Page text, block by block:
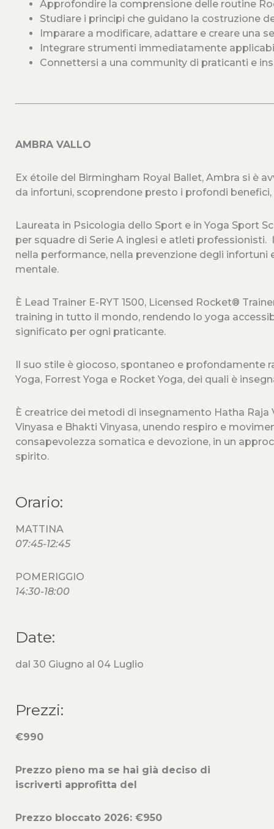
Approfondire la comprensione delle routine
Studiare i principi che guidano la costruzione
Imparare a modificare, adattare e creare una
Integrare strumenti immediatamente
Connettersi a una community di praticanti e
AMBRA VALLO
Ex étoile del Birmingham Royal Ballet, Ambra si è
da infortuni, scoprendone presto i profondi
Laureata in Psicologia dello Sport e in Yoga Sport
per squadre di Serie A inglesi e atleti
nella performance, nella prevenzione degli infortuni
mentale.
È Lead Trainer E-RYT 1500, Licensed Rocket®
training in tutto il mondo, rendendo lo yoga
significato per ogni praticante.
Il suo stile è giocoso, spontaneo e profondamente
Yoga, Forrest Yoga e Rocket Yoga, dei quali è
È creatrice dei metodi di insegnamento Hatha Raja
Vinyasa e Bhakti Vinyasa, unendo respiro e
consapevolezza somatica e devozione, in un
spirito.
Orario:
MATTINA
07:45-12:45
POMERIGGIO
14:30-18:00
Date:
dal 30 Giugno al 04 Luglio
Prezzi:
€990
Prezzo pieno ma se hai già deciso di
iscriverti approfitta del
Prezzo bloccato 2026: €950